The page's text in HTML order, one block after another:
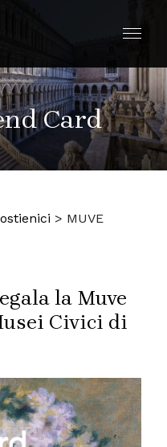
Card
> MUVE
la Muve
Civici di